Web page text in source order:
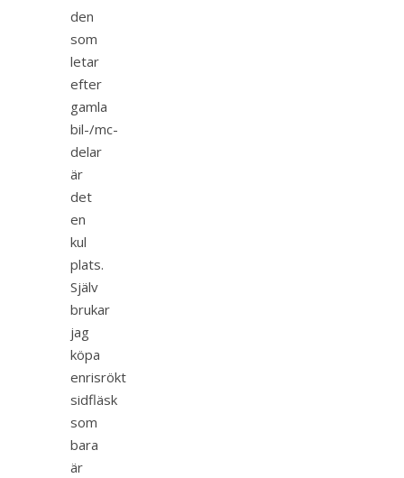
den
som
letar
efter
gamla
bil-/mc-
delar
är
det
en
kul
plats.
Själv
brukar
jag
köpa
enrisrökt
sidfläsk
som
bara
är